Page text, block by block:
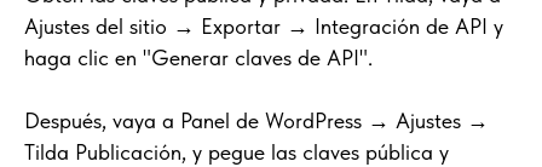
Ajustes del sitio → Exportar → Integración de API y
haga clic en "Generar claves de API".
Después, vaya a Panel de WordPress → Ajustes →
Tilda Publicación, y pegue las claves pública y